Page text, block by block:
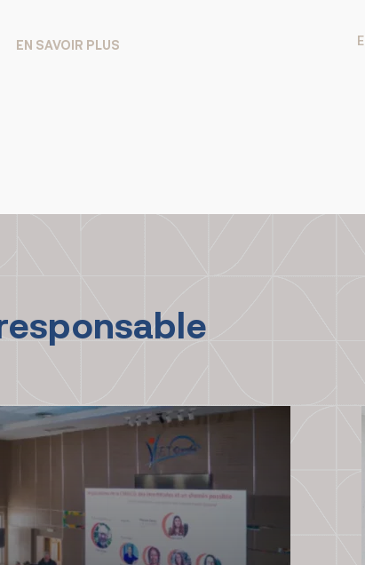
EN SAVOIR PLUS SUR LA BIAT PILOTE UN